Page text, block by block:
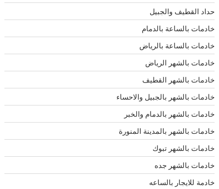
حداد القطيف والجبيل
خادمات بالساعة بالدمام
خادمات بالساعة بالرياض
خادمات بالشهر الرياض
خادمات بالشهر القطيف
خادمات بالشهر بالجبيل والاحساء
خادمات بالشهر بالدمام والخبر
خادمات بالشهر بالمدينة المنورة
خادمات بالشهر تبوك
خادمات بالشهر جده
خادمة للايجار بالساعه